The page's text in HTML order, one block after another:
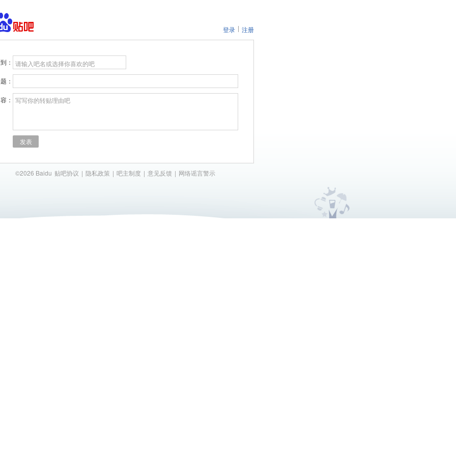
登录 注册
： 请输入吧名或选择你喜欢的吧
：
： 写写你的转贴理由吧
发表
©2026 Baidu 贴吧协议 | 隐私政策 | 吧主制度 | 意见反馈 | 网络谣言警示